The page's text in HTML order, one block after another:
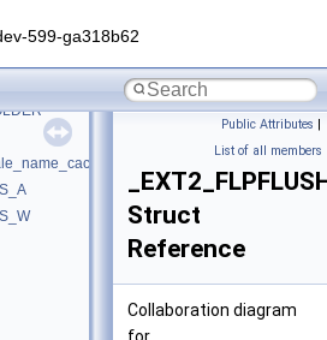
599-ga318b62
Public Attributes |
List of all members
Struct
Reference
Collaboration diagram